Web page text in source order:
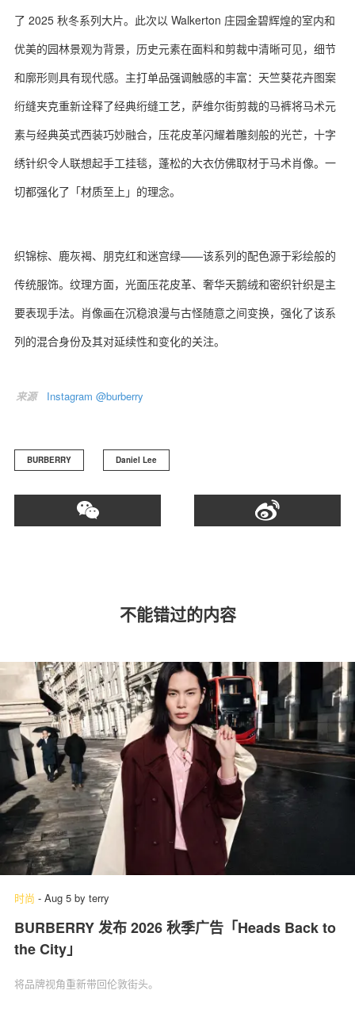
了 2025 秋冬系列大片。此次以 Walkerton 庄园金碧辉煌的室内和
优美的园林景观为背景，历史元素在面料和剪裁中清晰可见，细节
和廓形则具有现代感。主打单品强调触感的丰富：天竺葵花卉图案
绗缝夹克重新诠释了经典绗缝工艺，萨维尔街剪裁的马裤将马术元
素与经典英式西装巧妙融合，压花皮革闪耀着雕刻般的光芒，十字
绣针织令人联想起手工挂毯，蓬松的大衣仿佛取材于马术肖像。一
切都强化了「材质至上」的理念。
织锦棕、鹿灰褐、朋克红和迷宫绿——该系列的配色源于彩绘般的
传统服饰。纹理方面，光面压花皮革、奢华天鹅绒和密织针织是主
要表现手法。肖像画在沉稳浪漫与古怪随意之间变换，强化了该系
列的混合身份及其对延续性和变化的关注。
来源 Instagram @burberry
BURBERRY Daniel Lee
不能错过的内容
时尚 - Aug 5 by terry
BURBERRY 发布 2026 秋季广告「Heads Back to
the City」
将品牌视角重新带回伦敦街头。